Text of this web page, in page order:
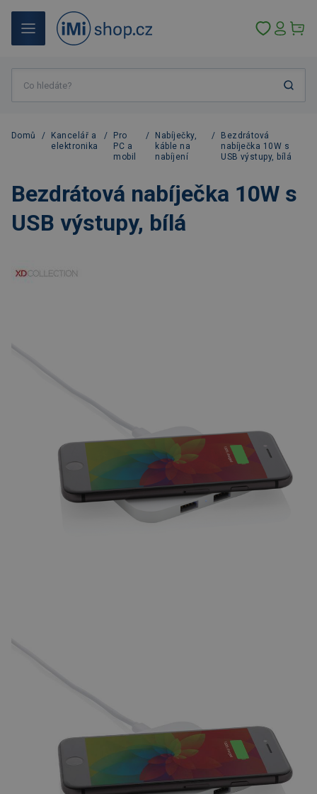
Domů /
Kancelář a
elektronika
/
Pro
PC a
mobil
/
Nabíječky,
káble na
nabíjení
/
Bezdrátová
nabíječka 10W s
USB výstupy, bílá
Bezdrátová nabíječka 10W s
USB výstupy, bílá